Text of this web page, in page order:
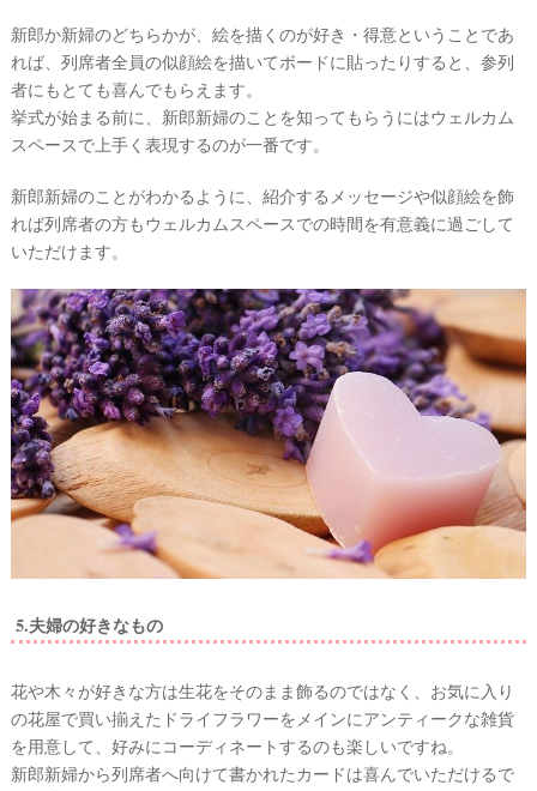
新郎か新婦のどちらかが、絵を描くのが好き・得意ということであ
れば、列席者全員の似顔絵を描いてボードに貼ったりすると、参列
者にもとても喜んでもらえます。
挙式が始まる前に、新郎新婦のことを知ってもらうにはウェルカム
スペースで上手く表現するのが一番です。
新郎新婦のことがわかるように、紹介するメッセージや似顔絵を飾
れば列席者の方もウェルカムスペースでの時間を有意義に過ごして
いただけます。
5.夫婦の好きなもの
花や木々が好きな方は生花をそのまま飾るのではなく、お気に入り
の花屋で買い揃えたドライフラワーをメインにアンティークな雑貨
を用意して、好みにコーディネートするのも楽しいですね。
新郎新婦から列席者へ向けて書かれたカードは喜んでいただけるで
S
Y
公
式
サ
イ
ト
▶
最
新
ス
を
c
e
c
プ
ラ
ー
キ
ン
プ
ラ
ー
を
見